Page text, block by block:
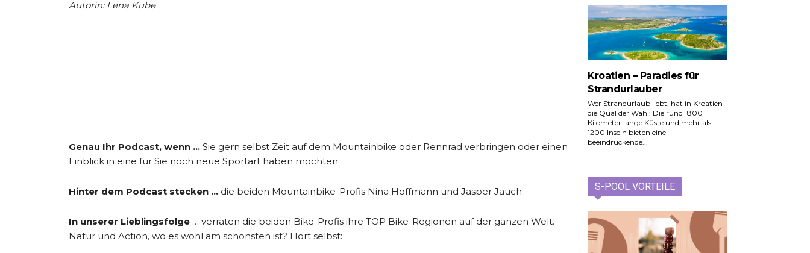
Autorin: Lena Kube
Genau Ihr Podcast, wenn … Sie gern selbst Zeit auf dem Mountainbike oder Rennrad verbringen oder einen
Einblick in eine für Sie noch neue Sportart haben möchten.
Hinter dem Podcast stecken … die beiden Mountainbike-Profis Nina Hoffmann und Jasper Jauch.
In unserer Lieblingsfolge … verraten die beiden Bike-Profis ihre TOP Bike-Regionen auf der ganzen Welt.
Natur und Action, wo es wohl am schönsten ist? Hört selbst:
Kroatien – Paradies für
Strandurlauber
Wer Strandurlaub liebt, hat in Kroatien
die Qual der Wahl: Die rund 1800
Kilometer lange Küste und mehr als
1200 Inseln bieten eine
beeindruckende...
S-POOL VORTEILE